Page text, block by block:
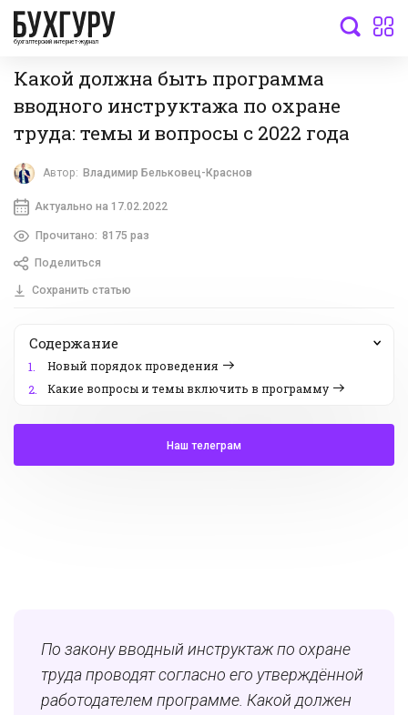
бухгалтерский интернет-журнал
Какой должна быть программа
вводного инструктажа по охране
труда: темы и вопросы с 2022 года
Автор: Владимир Бельковец-Краснов
Актуально на 17.02.2022
Прочитано: 8175 раз
Поделиться
Сохранить статью
Содержание
1.
Новый порядок проведения
2.
Какие вопросы и темы включить в программу
Наш телеграм
По закону вводный инструктаж по охране
труда проводят согласно его утверждённой
работодателем программе. Какой должен